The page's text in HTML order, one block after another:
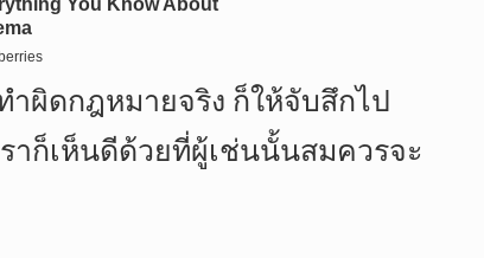
ผิดกฎหมายจริง ก็ให้จับสึกไป
าก็เห็นดีด้วยที่ผู้เช่นนั้นสมควรจะ